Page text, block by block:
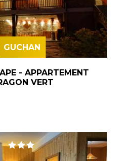
GUCHAN
- APPARTEMENT
VERT